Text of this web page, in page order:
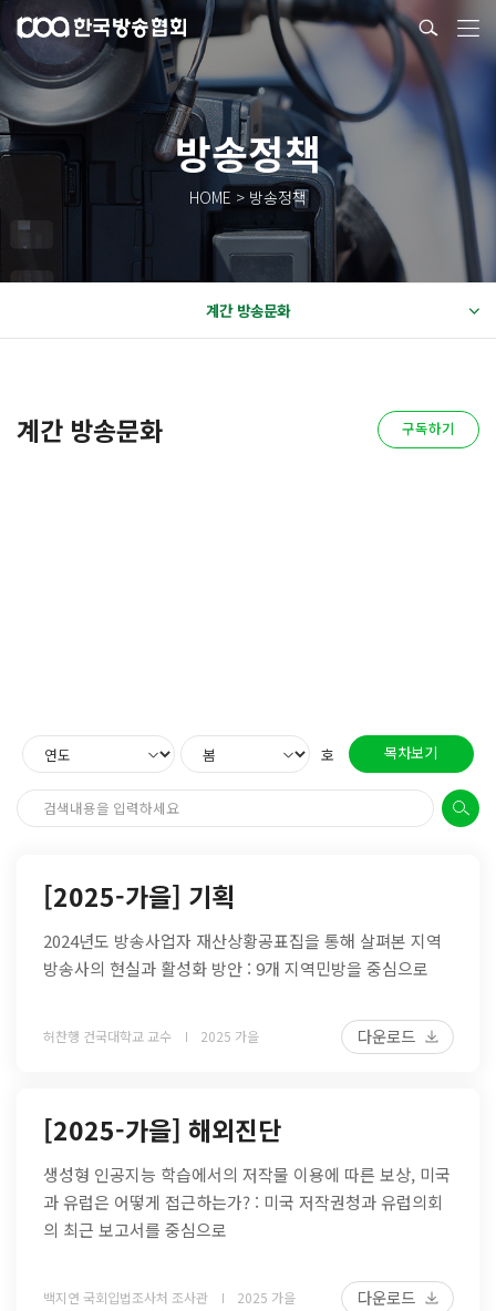
방송정책
HOME > 방송정책
계간 방송문화
계간 방송문화 구독하기
호 목차보기
[2025-가을] 기획
2024년도 방송사업자 재산상황공표집을 통해 살펴본 지역
방송사의 현실과 활성화 방안 : 9개 지역민방을 중심으로
허찬행 건국대학교 교수 2025 가을 다운로드
[2025-가을] 해외진단
생성형 인공지능 학습에서의 저작물 이용에 따른 보상, 미국
과 유럽은 어떻게 접근하는가? : 미국 저작권청과 유럽의회
의 최근 보고서를 중심으로
백지연 국회입법조사처 조사관 2025 가을 다운로드